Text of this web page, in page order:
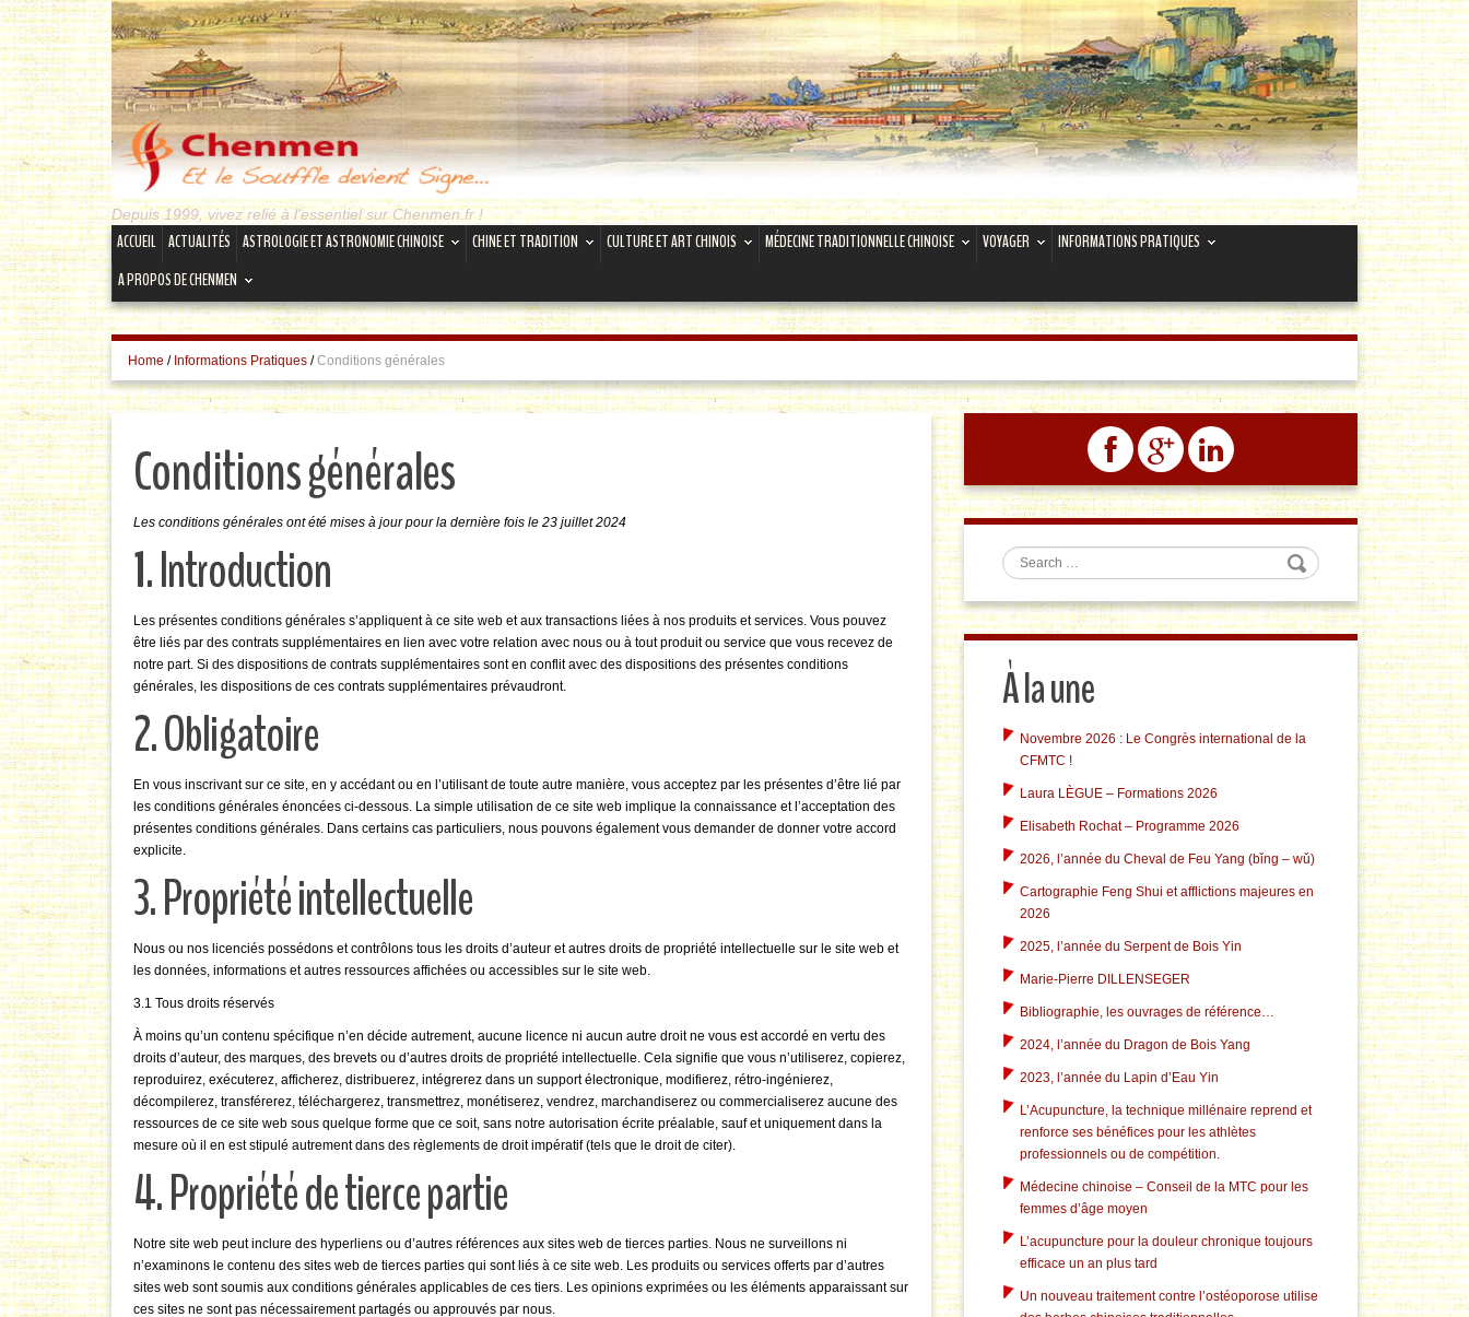
Depuis 1999, vivez relié à l'essentiel sur Chenmen.fr !
ACCUEIL ACTUALITÉS ASTROLOGIE ET ASTRONOMIE CHINOISE CHINE ET TRADITION CULTURE ET ART CHINOIS MÉDECINE TRADITIONNELLE CHINOISE VOYAGER
INFORMATIONS PRATIQUES
A PROPOS DE CHENMEN
Home / Informations Pratiques / Conditions générales
Conditions générales
Les conditions générales ont été mises à jour pour la dernière fois le 23 juillet 2024
1. Introduction
Les présentes conditions générales s’appliquent à ce site web et aux transactions liées à nos produits et services. Vous pouvez
être liés par des contrats supplémentaires en lien avec votre relation avec nous ou à tout produit ou service que vous recevez de
notre part. Si des dispositions de contrats supplémentaires sont en conflit avec des dispositions des présentes conditions
générales, les dispositions de ces contrats supplémentaires prévaudront.
2. Obligatoire
En vous inscrivant sur ce site, en y accédant ou en l’utilisant de toute autre manière, vous acceptez par les présentes d’être lié par
les conditions générales énoncées ci-dessous. La simple utilisation de ce site web implique la connaissance et l’acceptation des
présentes conditions générales. Dans certains cas particuliers, nous pouvons également vous demander de donner votre accord
explicite.
3. Propriété intellectuelle
Nous ou nos licenciés possédons et contrôlons tous les droits d’auteur et autres droits de propriété intellectuelle sur le site web et
les données, informations et autres ressources affichées ou accessibles sur le site web.
3.1 Tous droits réservés
À moins qu’un contenu spécifique n’en décide autrement, aucune licence ni aucun autre droit ne vous est accordé en vertu des
droits d’auteur, des marques, des brevets ou d’autres droits de propriété intellectuelle. Cela signifie que vous n’utiliserez, copierez,
reproduirez, exécuterez, afficherez, distribuerez, intégrerez dans un support électronique, modifierez, rétro-ingénierez,
décompilerez, transférerez, téléchargerez, transmettrez, monétiserez, vendrez, marchandiserez ou commercialiserez aucune des
ressources de ce site web sous quelque forme que ce soit, sans notre autorisation écrite préalable, sauf et uniquement dans la
mesure où il en est stipulé autrement dans des règlements de droit impératif (tels que le droit de citer).
4. Propriété de tierce partie
Notre site web peut inclure des hyperliens ou d’autres références aux sites web de tierces parties. Nous ne surveillons ni
n’examinons le contenu des sites web de tierces parties qui sont liés à ce site web. Les produits ou services offerts par d’autres
sites web sont soumis aux conditions générales applicables de ces tiers. Les opinions exprimées ou les éléments apparaissant sur
ces sites ne sont pas nécessairement partagés ou approuvés par nous.
Search
À la une
Novembre 2026 : Le Congrès international de la
CFMTC !
Laura LÈGUE – Formations 2026
Elisabeth Rochat – Programme 2026
2026, l’année du Cheval de Feu Yang (bǐng – wǔ)
Cartographie Feng Shui et afflictions majeures en
2026
2025, l’année du Serpent de Bois Yin
Marie-Pierre DILLENSEGER
Bibliographie, les ouvrages de référence…
2024, l’année du Dragon de Bois Yang
2023, l’année du Lapin d’Eau Yin
L’Acupuncture, la technique millénaire reprend et
renforce ses bénéfices pour les athlètes
professionnels ou de compétition.
Médecine chinoise – Conseil de la MTC pour les
femmes d’âge moyen
L’acupuncture pour la douleur chronique toujours
efficace un an plus tard
Un nouveau traitement contre l’ostéoporose utilise